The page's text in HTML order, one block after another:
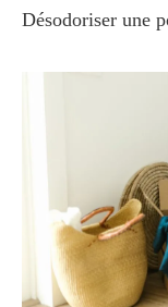
Désodoriser une